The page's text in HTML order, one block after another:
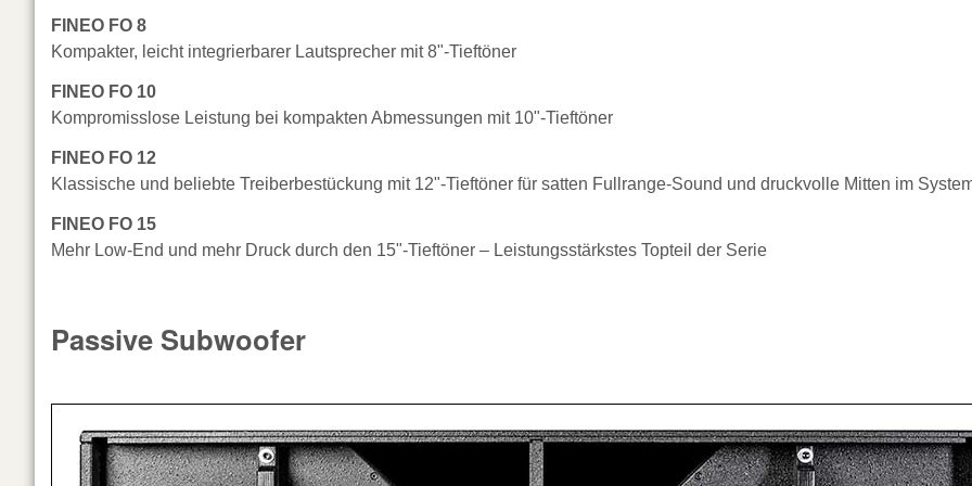
FINEO FO 8
Kompakter, leicht integrierbarer Lautsprecher mit 8"-Tieftöner
FINEO FO 10
Kompromisslose Leistung bei kompakten Abmessungen mit 10"-Tieftöner
FINEO FO 12
Klassische und beliebte Treiberbestückung mit 12"-Tieftöner für satten Fullrange-Sound und druckvolle Mitten im
FINEO FO 15
Mehr Low-End und mehr Druck durch den 15"-Tieftöner – Leistungsstärkstes Topteil der Serie
Passive Subwoofer